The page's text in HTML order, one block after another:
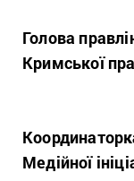
Голова
Медійної